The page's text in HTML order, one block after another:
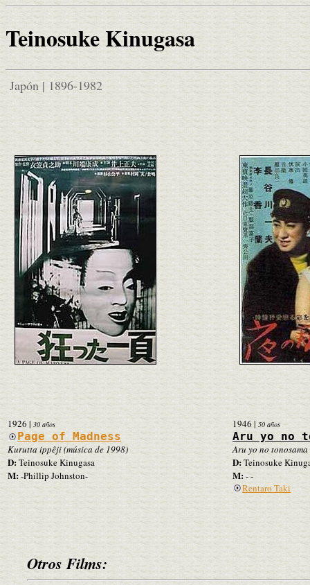
Teinosuke Kinugasa
Japón | 1896-1982
1926 | 30 años
Page of Madness
Kurutta ippêji (música de 1998)
D:Teinosuke Kinugasa
M:-Phillip Johnston-
1946| 50 años
Aru yo no
Aru yo no tonosama
D:Teinosuke
M:- -
Rentaro Taki
Otros Films: